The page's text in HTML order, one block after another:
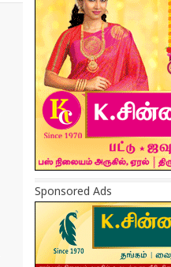
Sponsored Ads